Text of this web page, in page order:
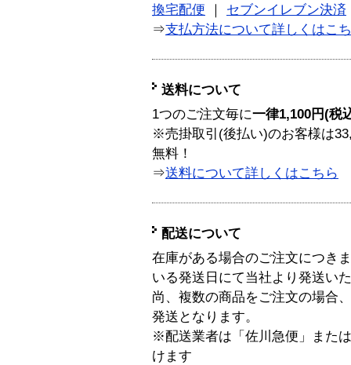
換宅配便
セブンイレブン決済
⇒支払方法について詳しくはこ
送料について
1つのご注文毎に一律1,100円(税
※売掛取引(後払い)のお客様は
無料！
⇒送料について詳しくはこちら
配送について
在庫がある場合のご注文につき
いる発送日にて当社より発送い
尚、複数の商品をご注文の場合
発送となります。
※配送業者は「佐川急便」また
けます